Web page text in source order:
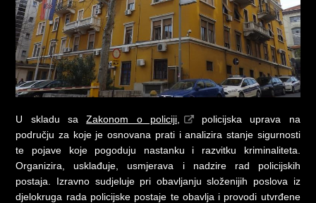
U skladu saZakonom o policiji,
policijska uprava na
području za koje je osnovana prati i analizira stanje sigurnosti
te pojave koje pogoduju nastanku i razvitku kriminaliteta.
Organizira, usklađuje, usmjerava i nadzire rad policijskih
postaja. Izravno sudjeluje pri obavljanju složenijih poslova iz
djelokruga rada policijske postaje te obavlja i provodi utvrđene